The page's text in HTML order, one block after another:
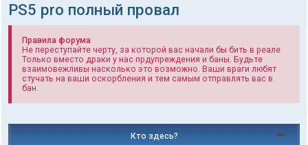
PS5 pro полный провал
Правила форума
Не переступайте черту, за которой вас начали бы бить в реале.
Только вместо драки у нас прдупреждения и баны. Будьте
взаимовежливы насколько это возможно. Ваши враги любят
стучать на ваши оскорбления и тем самым отправлять вас в
бан.
Кто здесь?